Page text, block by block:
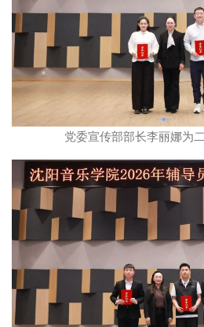
党委宣传部部长李丽娜为